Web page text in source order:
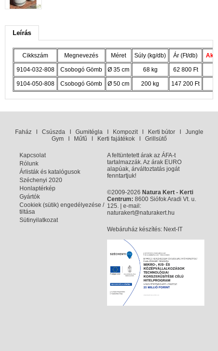
Leírás
Cikkszám Megnevezés Méret Súly (kg/db) Ár (Ft/db)
9104-032-808 Csobogó Gömb Ø 35 cm 68 kg 62 800 Ft
9104-050-808 Csobogó Gömb Ø 50 cm 200 kg 147 200 Ft
FaházI CsúszdaI GumitéglaI KompozitI Kerti bútorI Jungle
GymI Műfű Kerti fajátékokI Grillsütő
Kapcsolat
Rólunk
Árlisták és katalógusok
Széchenyi 2020
Honlaptérkép
Gyártók
Cookiek (sütik) engedélyezése /
tiltása
Sütinyilatkozat
A feltüntetett árak az ÁFA-t
tartalmazzák. Az árak EURO
alapúak, árváltoztatás jogát
fenntartjuk!
©2009-2026 Natura Kert - Kerti
Centrum: 8600 Siófok Aradi Vt. u.
125. | e-mail:
naturakert@naturakert.hu
Webáruház készítés: Next-IT